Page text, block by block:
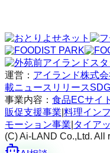
運営： アイランド株式
載ニュースリリース
事業内容： 食品ECサイ
販促支援事業 料理イン
モーション事業 タイア
(C) Ai-LAND Co.,Ltd. All